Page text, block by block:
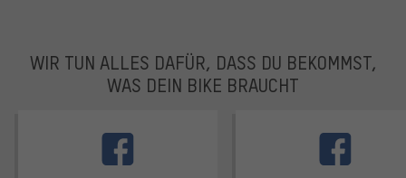
WIR TUN ALLES DAFÜR, DASS DU BEKOMMST,
WAS DEIN BIKE BRAUCHT